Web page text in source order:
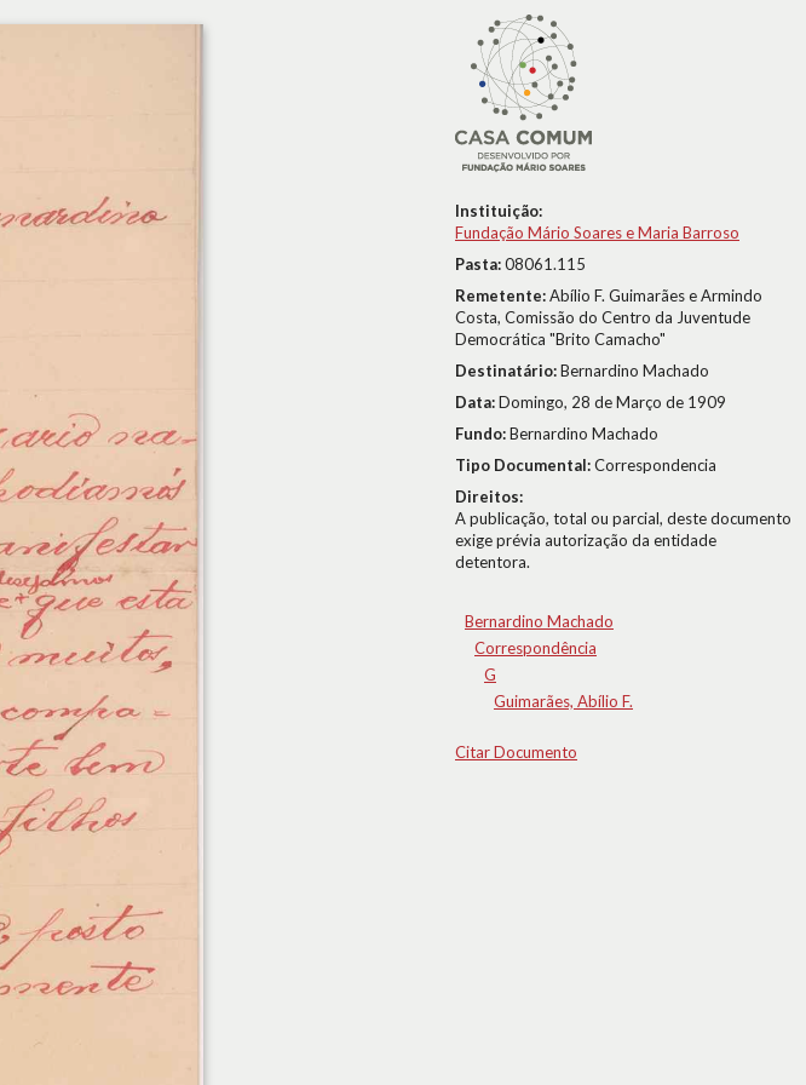
Instituição:
Fundação Mário Soares e Maria Barroso
Pasta:08061.115
Remetente:Abílio F. Guimarães e Armindo
Costa, Comissão do Centro da Juventude
Democrática "Brito Camacho"
Destinatário:Bernardino Machado
Data:Domingo, 28 de Março de 1909
Fundo:Bernardino Machado
Tipo Documental:Correspondencia
Direitos:
A publicação, total ou parcial, deste documento
exige prévia autorização da entidade
detentora.
Bernardino Machado
Correspondência
G
Guimarães, Abílio F.
Citar Documento